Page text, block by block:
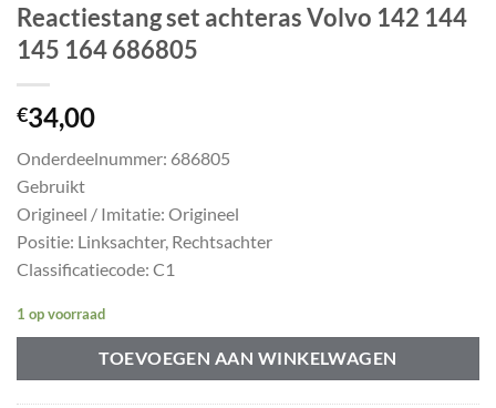
Reactiestang set achteras Volvo 142 144
145 164 686805
€34,00
Onderdeelnummer: 686805
Gebruikt
Origineel / Imitatie: Origineel
Positie: Linksachter, Rechtsachter
Classificatiecode: C1
1 op voorraad
TOEVOEGEN AAN WINKELWAGEN